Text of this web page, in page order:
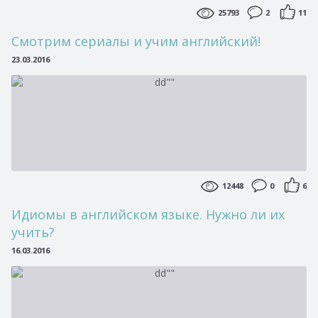
25793 2 11
Смотрим сериалы и учим английский!
23.03.2016
12448 0 6
Идиомы в английском языке. Нужно ли их
учить?
16.03.2016